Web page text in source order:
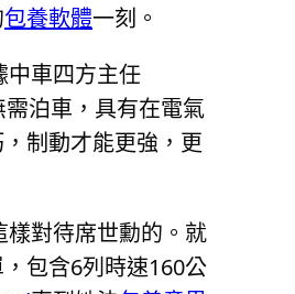
包養軟體一刻。
中車四方主任
泊車，具有在電氣
制動才能更強，更
對待席世勳的。就
包含6列時速160公